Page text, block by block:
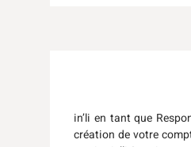
in’li en tant que
création de votre